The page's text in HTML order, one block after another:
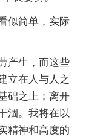
似简单，实际
产生，而这些
立在人与人之
础之上；离开
涸。我将在以
精神和高度的